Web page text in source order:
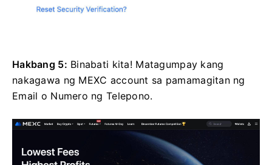
Hakbang 5: Binabati kita! Matagumpay kang
nakagawa ng MEXC account sa pamamagitan ng
Email o Numero ng Telepono.